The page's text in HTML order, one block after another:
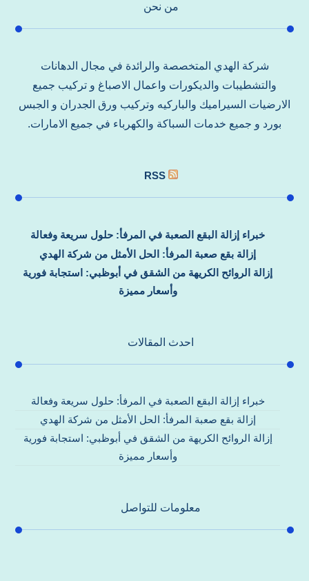
من نحن
شركة الهدي المتخصصة والرائدة في مجال الدهانات
والتشطيبات والديكورات واعمال الاصباغ و تركيب جميع
الارضيات السيراميك والباركيه وتركيب ورق الجدران و الجبس
بورد و جميع خدمات السباكة والكهرباء في جميع الامارات.
RSS
خبراء إزالة البقع الصعبة في المرفأ: حلول سريعة وفعالة
إزالة بقع صعبة المرفأ: الحل الأمثل من شركة الهدي
إزالة الروائح الكريهة من الشقق في أبوظبي: استجابة فورية
وأسعار مميزة
احدث المقالات
خبراء إزالة البقع الصعبة في المرفأ: حلول سريعة وفعالة
إزالة بقع صعبة المرفأ: الحل الأمثل من شركة الهدي
إزالة الروائح الكريهة من الشقق في أبوظبي: استجابة فورية
وأسعار مميزة
معلومات للتواصل